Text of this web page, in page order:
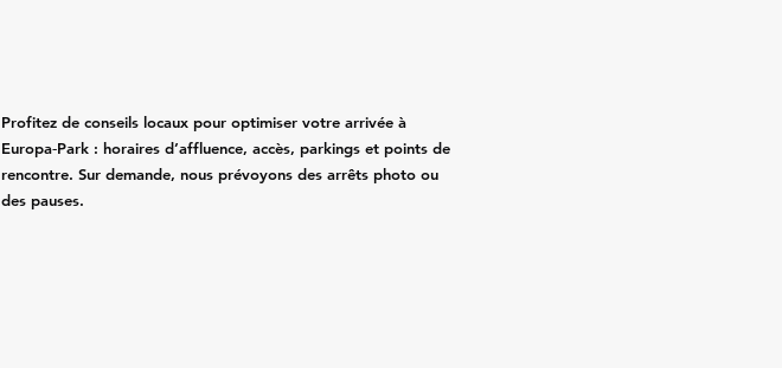
Profitez de conseils locaux pour optimiser votre arrivée à
Europa‑Park : horaires d’affluence, accès, parkings et points de
rencontre. Sur demande, nous prévoyons des arrêts photo ou
des pauses.